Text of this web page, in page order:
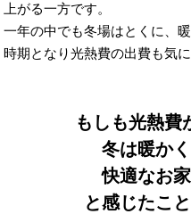
上がる一方です。
一年の中でも冬場はとくに、
時期となり光熱費の出費も気に
もしも光熱費
冬は暖か
快適なお
と感じたこ